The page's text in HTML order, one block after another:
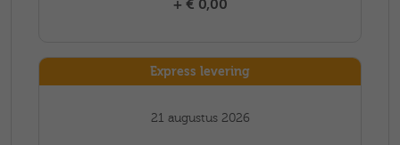
+ € 0,00
Express levering
21 augustus 2026